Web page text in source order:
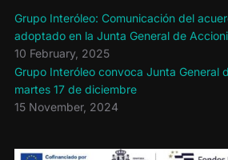
Grupo Interóleo: Comunicación del
adoptado en la Junta General de
10 February, 2025
Grupo Interóleo convoca Junta General
martes 17 de diciembre
15 November, 2024